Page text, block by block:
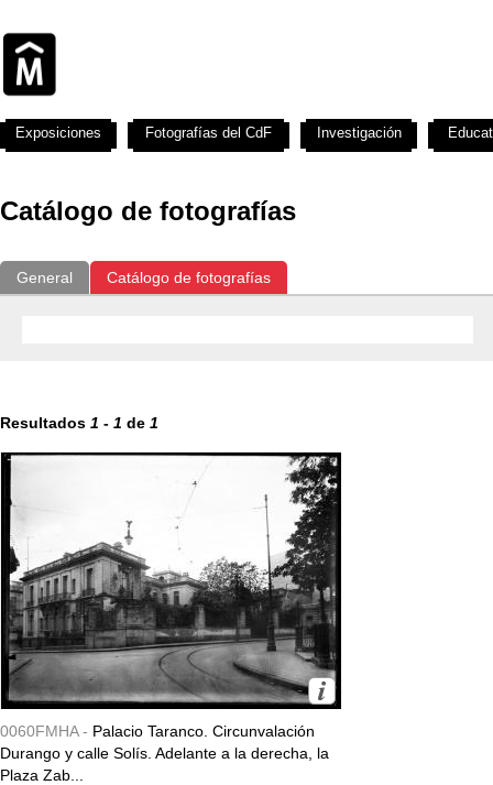
Catálogo de fotografías
General Catálogo de fotografías
Resultados 1 - 1 de 1
0060FMHA - Palacio Taranco. Circunvalación
Durango y calle Solís. Adelante a la derecha, la
Plaza Zab...
Exposiciones Fotografías del CdF Investigación